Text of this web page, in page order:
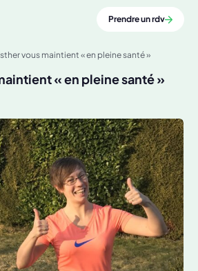
Prendre un rdv
vous maintient « en pleine santé »
« en pleine santé »